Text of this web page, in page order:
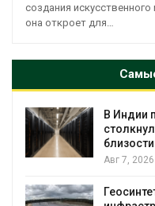
создания
она откроет для…
В Индии
Авг 7, 2026